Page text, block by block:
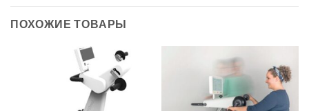
ПОХОЖИЕ ТОВАРЫ